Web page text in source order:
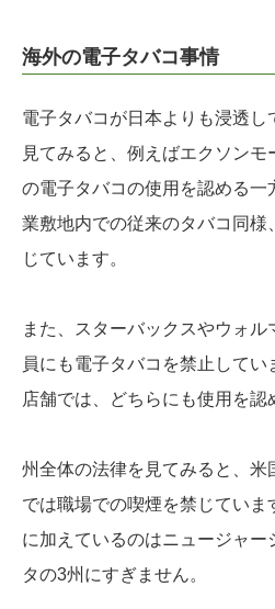
海外の電子タバコ事情
電子タバコが日本よりも浸透し
見てみると、例えばエクソン
の電子タバコの使用を認める一
業敷地内での従来のタバコ同様
じています。
また、スターバックスやウォ
員にも電子タバコを禁止して
店舗では、どちらにも使用を認
州全体の法律を見てみると、米
では職場での喫煙を禁じていま
に加えているのはニュージャー
タの3州にすぎません。